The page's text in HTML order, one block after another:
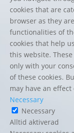
cookies that are
browser as they
functionalities of
cookies that help
this website.
only with your
of these cookies.
may have an
Necessary
Necessary
Alltid aktiverad